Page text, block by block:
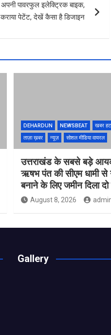
पावरफुल इलेक्ट्रिक बाइक,
पेटेंट, देखें कैसा है डिजाइन
DEHARDUN NEWSBEAT खबर
ताज़ा ख़बर
न्यूज़ सोशल मीडिया वायरल
उत्तराखंड के सबसे बड़े
ऋषभ पंत की सीएम धामी से
बनाने के लिए जमीन दिला
August 8, 2026
Gallery